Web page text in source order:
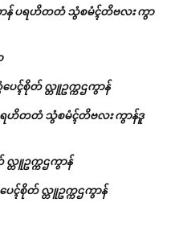
န် ပရဟိတတံ သွံစမံၚ်တိဗလး ကွာ
ေၚ်စိုတ် လ္တူဥက္ကဌကွာန်
ဟိတတံ သွံစမံၚ်တိဗလး ကွာန်ဒူ
တူဥက္ကဌကွာန်
ၚ်စိုတ် လ္တူဥက္ကဌကွာန်